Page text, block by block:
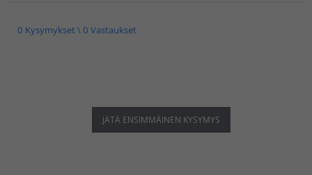
0 Kysymykset \ 0 Vastaukset
JÄTÄ ENSIMMÄINEN KYSYMYS